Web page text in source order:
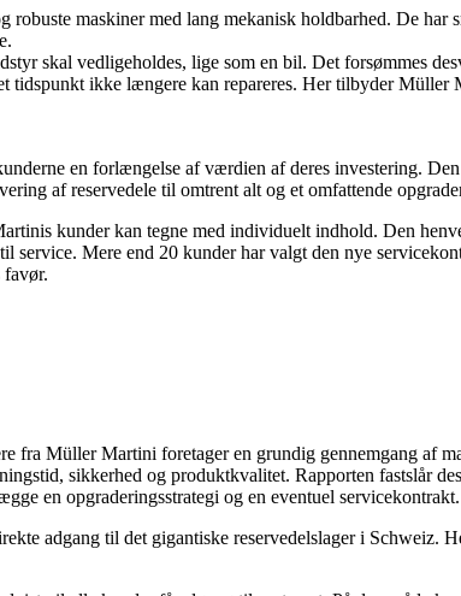
maskiner med lang mekanisk holdbarhed. De
skal vedligeholdes, lige som en bil. Det forsømmes
tidspunkt ikke længere kan repareres. Her tilbyder
en forlængelse af værdien af deres investering.
af reservedele til omtrent alt og et omfattende
kunder kan tegne med individuelt indhold. Den
service. Mere end 20 kunder har valgt den nye
favør.
Müller Martini foretager en grundig gennemgang af
sikkerhed og produktkvalitet. Rapporten fastslår
en opgraderingsstrategi og en eventuel servicekontrakt.
adgang til det gigantiske reservedelslager i Schweiz.